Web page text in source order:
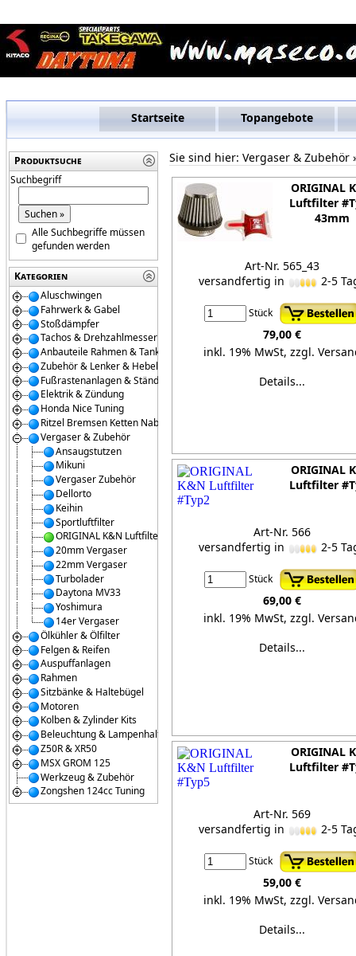
Startseite Topangebote
Produktsuche
Suchbegriff
Alle Suchbegriffe müssen
gefunden werden
Kategorien
Aluschwingen
Fahrwerk & Gabel
Stoßdämpfer
Tachos & Drehzahlmesser
Anbauteile Rahmen & Tanks
Zubehör & Lenker & Hebel
Fußrastenanlagen & Ständer
Elektrik & Zündung
Honda Nice Tuning
Ritzel Bremsen Ketten Naben
Vergaser & Zubehör
Ansaugstutzen
Mikuni
Vergaser Zubehör
Dellorto
Keihin
Sportluftfilter
ORIGINAL K&N Luftfilter
20mm Vergaser
22mm Vergaser
Turbolader
Daytona MV33
Yoshimura
14er Vergaser
Ölkühler & Ölfilter
Felgen & Reifen
Auspuffanlagen
Rahmen
Sitzbänke & Haltebügel
Motoren
Kolben & Zylinder Kits
Beleuchtung & Lampenhalter
Z50R & XR50
MSX GROM 125
Werkzeug & Zubehör
Zongshen 124cc Tuning
Sie sind hier: Vergaser & Zubehör
ORIGINAL
Luftfilter
43mm
Art-Nr. 565_43
versandfertig in
2-5
Stück
79,00 €
inkl. 19% MwSt, zzgl.
Details...
ORIGINAL
Luftfilter
Art-Nr. 566
versandfertig in
2-5
Stück
69,00 €
inkl. 19% MwSt, zzgl.
Details...
ORIGINAL
Luftfilter
Art-Nr. 569
versandfertig in
2-5
Stück
59,00 €
inkl. 19% MwSt, zzgl.
Details...